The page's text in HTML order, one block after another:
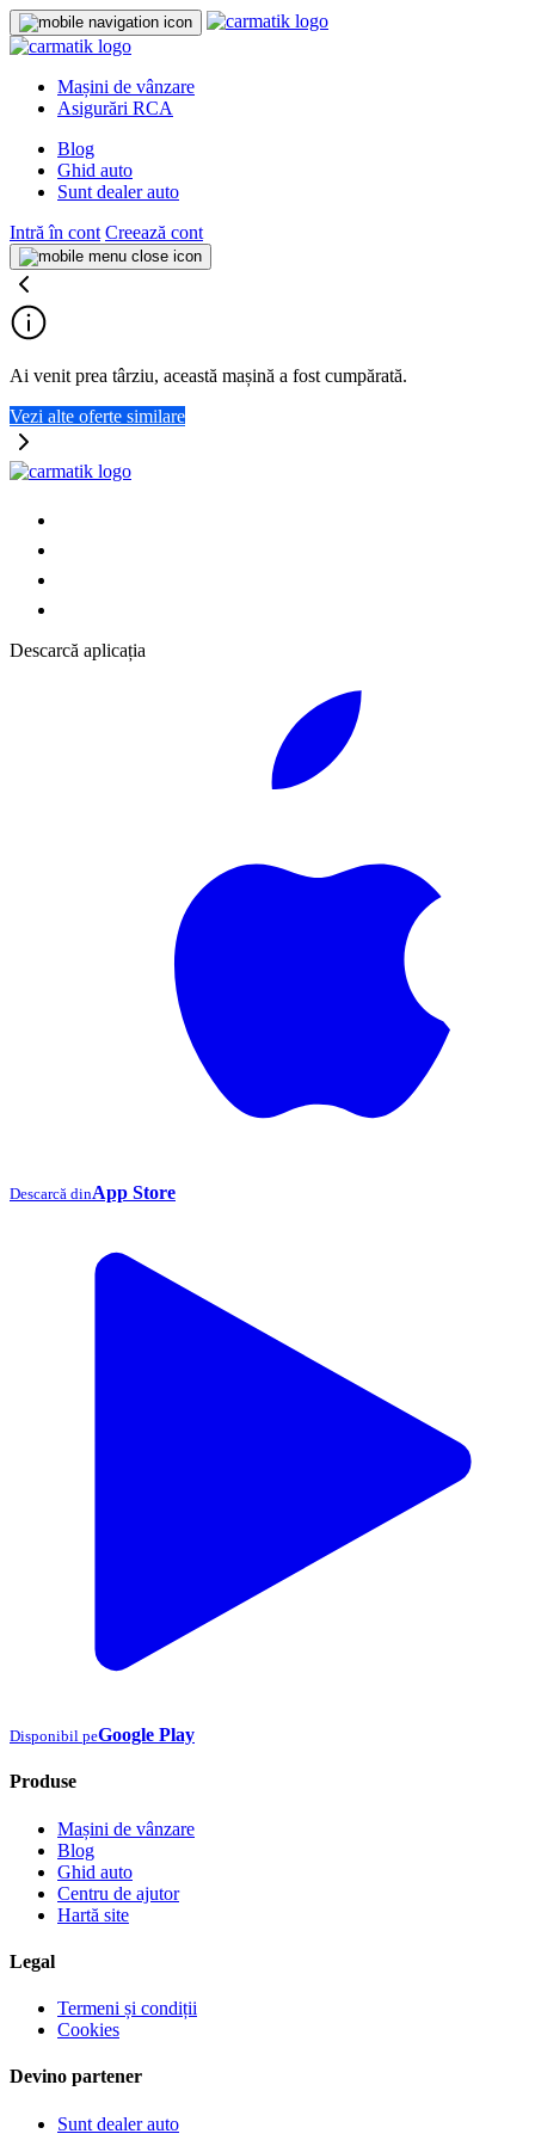
Mașini de vânzare
Asigurări RCA
Blog
Ghid auto
Sunt dealer auto
Intră în cont Creează cont
Ai venit prea târziu, această mașină a fost cumpărată.
Vezi alte oferte similare
Descarcă aplicația
Descarcă dinApp Store
Disponibil peGoogle Play
Produse
Mașini de vânzare
Blog
Ghid auto
Centru de ajutor
Hartă site
Legal
Termeni și condiții
Cookies
Devino partener
Sunt dealer auto